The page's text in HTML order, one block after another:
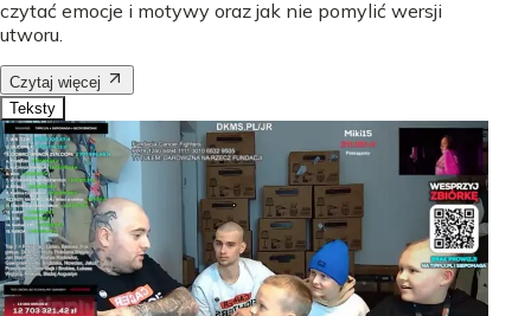
czytać emocje i motywy oraz jak nie pomylić wersji
utworu.
Czytaj więcej
Teksty